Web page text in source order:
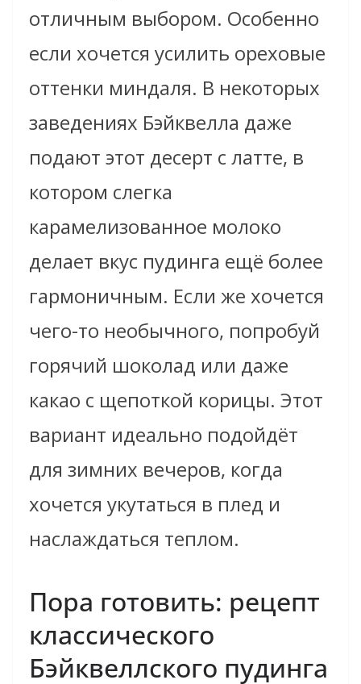
отличным выбором. Особенно
если хочется усилить ореховые
оттенки миндаля. В некоторых
заведениях Бэйквелла даже
подают этот десерт с латте, в
котором слегка
карамелизованное молоко
делает вкус пудинга ещё более
гармоничным. Если же хочется
чего-то необычного, попробуй
горячий шоколад или даже
какао с щепоткой корицы. Этот
вариант идеально подойдёт
для зимних вечеров, когда
хочется укутаться в плед и
наслаждаться теплом.
Пора готовить: рецепт
классического
Бэйквеллского пудинга